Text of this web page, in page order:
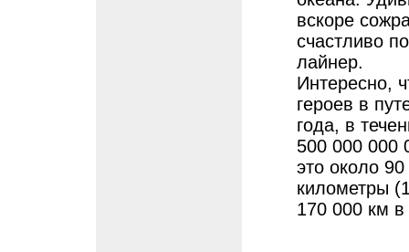
вскоре
счастливо
лайнер.
Интересно,
героев в
года, в
500 000 000
это около
километры
170 000 км в